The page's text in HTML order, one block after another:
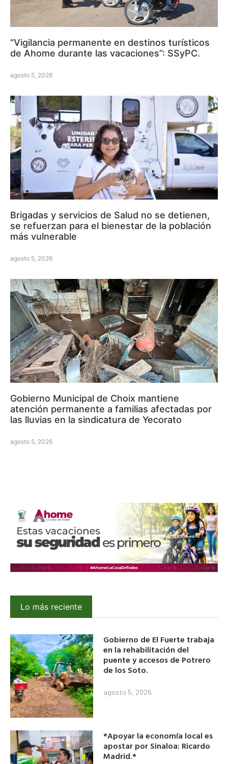
“Vigilancia permanente en destinos turísticos
de Ahome durante las vacaciones”: SSyPC.
agosto 5, 2026
Brigadas y servicios de Salud no se detienen,
se refuerzan para el bienestar de la población
más vulnerable
agosto 5, 2026
Gobierno Municipal de Choix mantiene
atención permanente a familias afectadas por
las lluvias en la sindicatura de Yecorato
agosto 5, 2026
Lo más reciente
Gobierno de El Fuerte trabaja
en la rehabilitación del
puente y accesos de Potrero
de los Soto.
agosto 5, 2026
*Apoyar la economía local es
apostar por Sinaloa: Ricardo
Madrid.*